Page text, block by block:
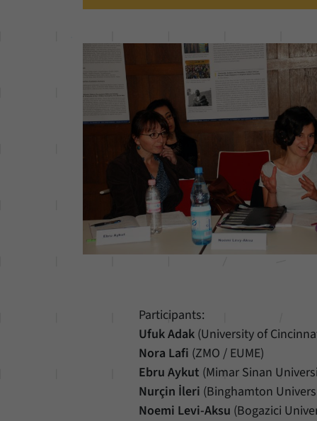
Participants:
Ufuk Adak (University of
Nora Lafi (ZMO / EUME)
Ebru Aykut (Mimar Sinan
Nurçin İleri (Binghamton
Noemi Levi-Aksu (Bogazici